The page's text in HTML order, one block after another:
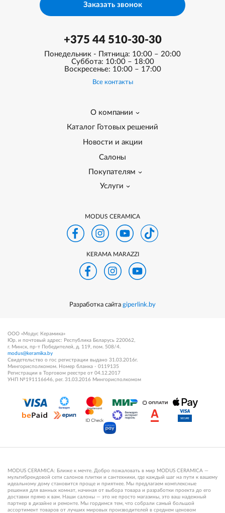
+375 44 510-30-30
Понедельник - Пятница: 10:00 – 20:00
Суббота: 10:00 – 18:00
Воскресенье: 10:00 – 17:00
Все контакты
О компании
Каталог Готовых решений
Новости и акции
Салоны
Покупателям
Услуги
Заказать звонок
MODUS CERAMICA
KERAMA MARAZZI
Разработка сайта giperlink.by
ООО «Модус Керамика»
Юр. и почтовый адрес: Республика Беларусь 220062,
г. Минск, пр-т Победителей, д. 119, пом. 508/4.
modus@keramika.by
Свидетельство о гос регистрации выдано 31.03.2016г.
Мингорисполкомом. Номер бланка - 0119135
Регистрации в Торговом реестре от 04.12.2017
УНП №191116646, рег. 31.03.2016 Мингорисполкомом
MODUS CERAMICA: Ближе к мечте. Добро пожаловать в мир MODUS CERAMICA —
мультибрендовой сети салонов плитки и сантехники, где каждый шаг на пути к вашему
идеальному дому становится проще и приятнее. Мы предлагаем комплексные
решения для ванных комнат, начиная от выбора товара и разработки проекта до его
доставки прямо к вам. Наши салоны — это не просто магазины, это ваш надежный
партнер в дизайне и ремонте. Мы гордимся тем, что собрали самый большой
ассортимент товаров от лучших мировых производителей в среднем ценовом